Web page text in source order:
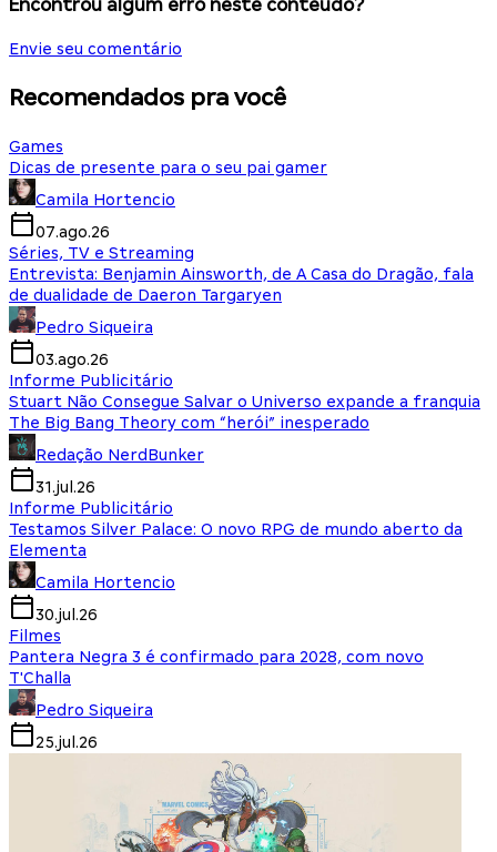
Encontrou algum erro neste conteúdo?
Envie seu comentário
Recomendados pra você
Games
Dicas de presente para o seu pai gamer
Camila Hortencio
07.ago.26
Séries, TV e Streaming
Entrevista: Benjamin Ainsworth, de A Casa do Dragão, fala
de dualidade de Daeron Targaryen
Pedro Siqueira
03.ago.26
Informe Publicitário
Stuart Não Consegue Salvar o Universo expande a franquia
The Big Bang Theory com “herói” inesperado
Redação NerdBunker
31.jul.26
Informe Publicitário
Testamos Silver Palace: O novo RPG de mundo aberto da
Elementa
Camila Hortencio
30.jul.26
Filmes
Pantera Negra 3 é confirmado para 2028, com novo
T'Challa
Pedro Siqueira
25.jul.26